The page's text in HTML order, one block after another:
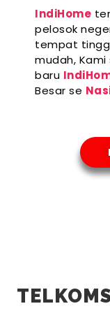
IndiHome
pelosok
tempat
mudah,
baru
Besar se